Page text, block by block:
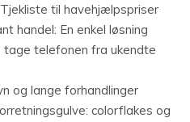
til havehjælpspriser
handel: En enkel løsning
tage telefonen fra ukendte
og lange forhandlinger
colorflakes og